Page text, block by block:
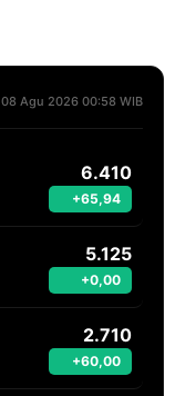
08 Agu 2026 00:58 WIB
6.410
+65,94
5.125
+0,00
2.710
+60,00